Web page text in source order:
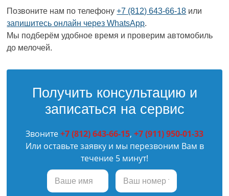
Позвоните нам по телефону+7 (812) 643-66-18 или
запишитесь онлайн через WhatsApp.
Мы подберём удобное время и проверим автомобиль
до мелочей.
Получить консультацию и
записаться на сервис
Звоните+7 (812) 643-66-15, +7 (911) 950-01-33
Или оставьте заявку и мы перезвоним Вам в
течение 5 минут!